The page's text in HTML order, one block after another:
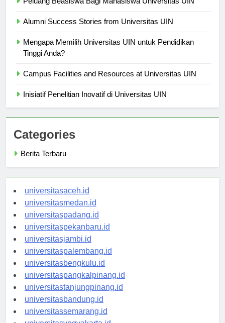
Alumni Success Stories from Universitas UIN
Mengapa Memilih Universitas UIN untuk Pendidikan
Tinggi Anda?
Campus Facilities and Resources at Universitas UIN
Inisiatif Penelitian Inovatif di Universitas UIN
Categories
Berita Terbaru
universitasaceh.id
universitasmedan.id
universitaspadang.id
universitaspekanbaru.id
universitasjambi.id
universitaspalembang.id
universitasbengkulu.id
universitaspangkalpinang.id
universitastanjungpinang.id
universitasbandung.id
universitassemarang.id